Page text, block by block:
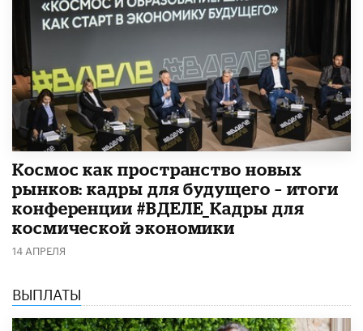
Космос как пространство новых
рынков: кадры для будущего – итоги
конференции #ВДЕЛЕ_Кадры для
космической экономики
14 АПРЕЛЯ
ВЫПЛАТЫ